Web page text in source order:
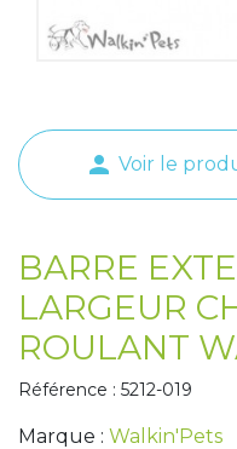
person Voir le
BARRE
LARGEUR
ROULANT
Référence : 5212-019
Marque : Walkin'Pets
Tapis de course
Les packs kiné